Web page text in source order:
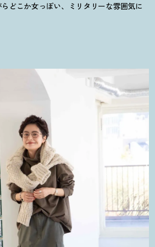
どこか女っぽい、ミリタリーな雰囲気に